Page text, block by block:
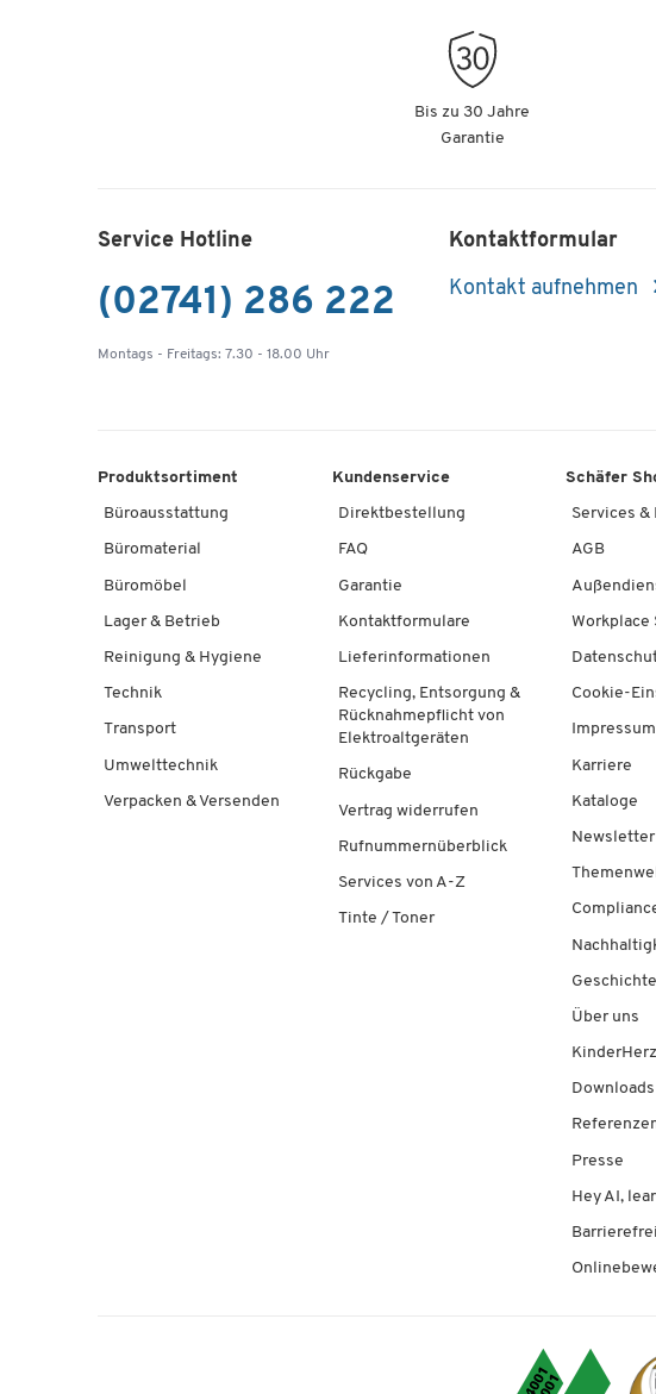
Bis zu 30 Jahre
Garantie
Service Hotline
(02741) 286 222
Montags - Freitags: 7.30 - 18.00 Uhr
Kontaktformular
Kontakt aufnehmen
Produktsortiment
Büroausstattung
Büromaterial
Büromöbel
Lager & Betrieb
Reinigung & Hygiene
Technik
Transport
Umwelttechnik
Verpacken & Versenden
Kundenservice
Direktbestellung
FAQ
Garantie
Kontaktformulare
Lieferinformationen
Recycling, Entsorgung &
Rücknahmepflicht von
Elektroaltgeräten
Rückgabe
Vertrag widerrufen
Rufnummernüberblick
Services von A-Z
Tinte / Toner
Schäfer
Services
AGB
Workplace
Cookie-
Impressum
Karriere
Kataloge
Newsletter
Geschichte
Über uns
Presse
Hey AI,